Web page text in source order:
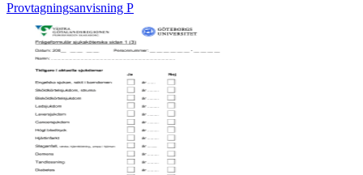
Provtagningsanvisning P